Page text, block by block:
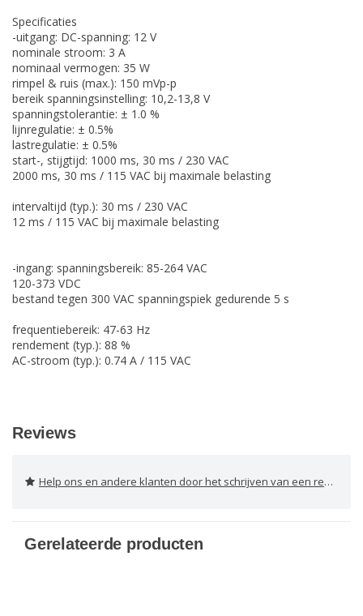
Specificaties
-uitgang: DC-spanning: 12 V
nominale stroom: 3 A
nominaal vermogen: 35 W
rimpel & ruis (max.): 150 mVp-p
bereik spanningsinstelling: 10,2-13,8 V
spanningstolerantie: ± 1.0 %
lijnregulatie: ± 0.5%
lastregulatie: ± 0.5%
start-, stijgtijd: 1000 ms, 30 ms / 230 VAC
2000 ms, 30 ms / 115 VAC bij maximale belasting
intervaltijd (typ.): 30 ms / 230 VAC
12 ms / 115 VAC bij maximale belasting
-ingang: spanningsbereik: 85-264 VAC
120-373 VDC
bestand tegen 300 VAC spanningspiek gedurende 5 s
frequentiebereik: 47-63 Hz
rendement (typ.): 88 %
AC-stroom (typ.): 0.74 A / 115 VAC
Reviews
Help ons en andere klanten door het schrijven van een review
Gerelateerde producten